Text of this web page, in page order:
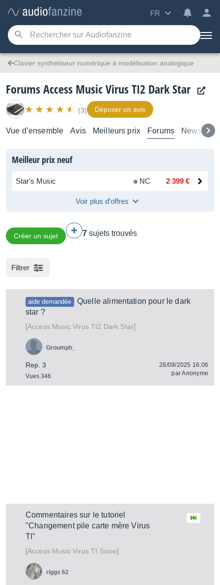
FR
Clavier synthétiseur numérique à modélisation analogique
Forums Access Music Virus TI2 Dark Star
(3) Déposer un avis
Vue d’ensemble Avis Meilleurs prix Forums News
Meilleur prix neuf
Star's Music NC 2 399 €
Voir plus d’offres
Créer un sujet 7 sujets trouvés
Filtrer
aide demandée
Quelle alimentation pour le dark
star ?
[Access MusicVirus TI2 Dark Star]
Rep. 3
Vues 346
Groumph_
28/09/2025 16:06
parAnonyme
Commentaires sur le tutoriel
"Changement pile carte mère Virus
TI"
[Access MusicVirus TI Snow]
riggs 62